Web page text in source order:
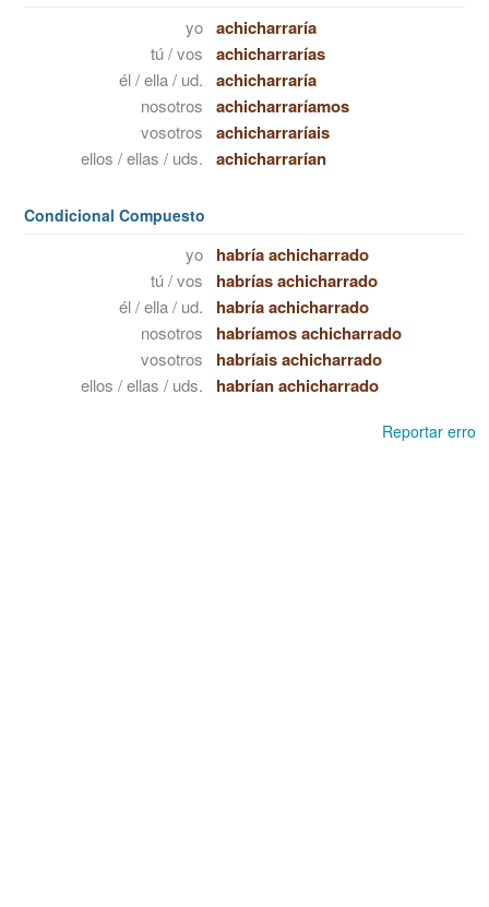
yo achicharraría
tú / vos achicharrarías
él / ella / ud. achicharraría
nosotros achicharraríamos
vosotros achicharraríais
ellos / ellas / uds. achicharrarían
Condicional Compuesto
yo habría achicharrado
tú / vos habrías achicharrado
él / ella / ud. habría achicharrado
nosotros habríamos achicharrado
vosotros habríais achicharrado
ellos / ellas / uds. habrían achicharrado
Reportar erro